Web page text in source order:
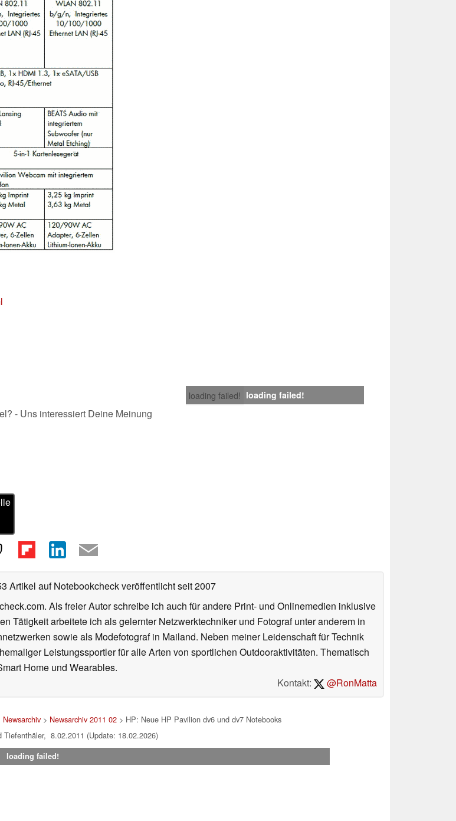
loading failed! loading failed!
- Uns interessiert Deine Meinung
Artikel auf Notebookcheck veröffentlichtseit 2007
Als freier Autor schreibe ich auch für andere Print- und Onlinemedien inklusive
Tätigkeit arbeitete ich als gelernter Netzwerktechniker und Fotograf unter anderem in
sowie als Modefotograf in Mailand. Neben meiner Leidenschaft für Technik
Leistungssportler für alle Arten von sportlichen Outdooraktivitäten. Thematisch
Home und Wearables.
Kontakt:
@RonMatta
Newsarchiv> Newsarchiv 2011 02> HP: Neue HP Pavilion dv6 und dv7 Notebooks
Tiefenthäler, 8.02.2011 (Update: 18.02.2026)
loading failed!